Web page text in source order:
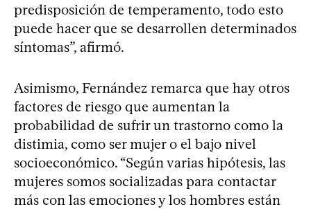
predisposición de temperamento, todo esto
puede hacer que se desarrollen determinados
síntomas”, afirmó.
Asimismo, Fernández remarca que hay otros
factores de riesgo que aumentan la
probabilidad de sufrir un trastorno como la
distimia, como ser mujer o el bajo nivel
socioeconómico. “Según varias hipótesis, las
mujeres somos socializadas para contactar
más con las emociones y los hombres están